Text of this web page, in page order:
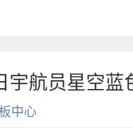
宇航员星空蓝
中心